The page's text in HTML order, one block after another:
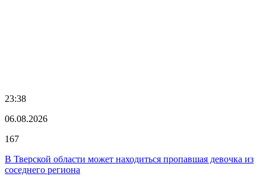
23:38
06.08.2026
167
В Тверской области может находиться пропавшая девочка из
соседнего региона